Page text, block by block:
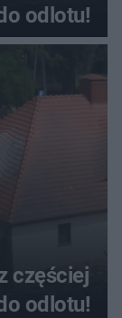
odlotu!
częściej
odlotu!